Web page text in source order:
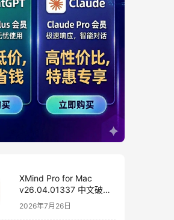
XMind Pro for Mac
v26.04.01337 中文破解
版下载 思维导图软件
2026年7月26日